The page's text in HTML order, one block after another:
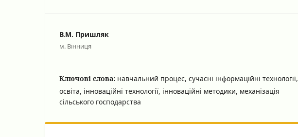
В.М. Пришляк
м. Вінниця
Ключові слова: навчальний процес, сучасні інформаційні технології,
освіта, інноваційні технології, інноваційні методики, механізація
сільського господарства